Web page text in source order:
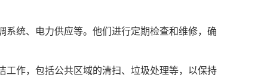
统、电力供应等。他们进行定期检查和维修，确
作，包括公共区域的清扫、垃圾处理等，以保持